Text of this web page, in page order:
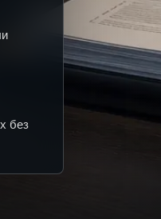
без